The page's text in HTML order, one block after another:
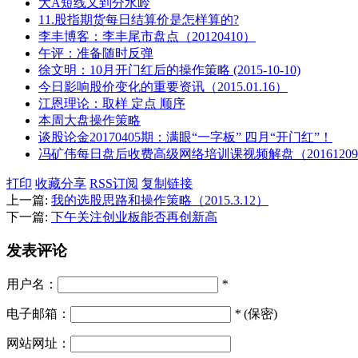
11.股指期货每日结算价是怎样算的?
李丰博客：李丰尾市盘点（20120410）
午评：准备随时反弹
徐文明：10月开门红后的操作策略 (2015-10-10)
今日影响股价变化的重要资讯（2015.01.16）
江恩理论：取样 定点 顺序
本周大盘操作策略
谈股论金20170405期：满眼“一字板” 四月“开门红”！
冯矿伟每日盘后收费高级网络培训课视频解盘（
打印 收藏分享 RSS订阅 复制链接
上一篇: 我的选股思路和操作策略（2015.3.12）
下一篇: 下午关注创业板能否再创新高
发表评论
用户名： *
电子邮箱： * (保密)
网站网址：